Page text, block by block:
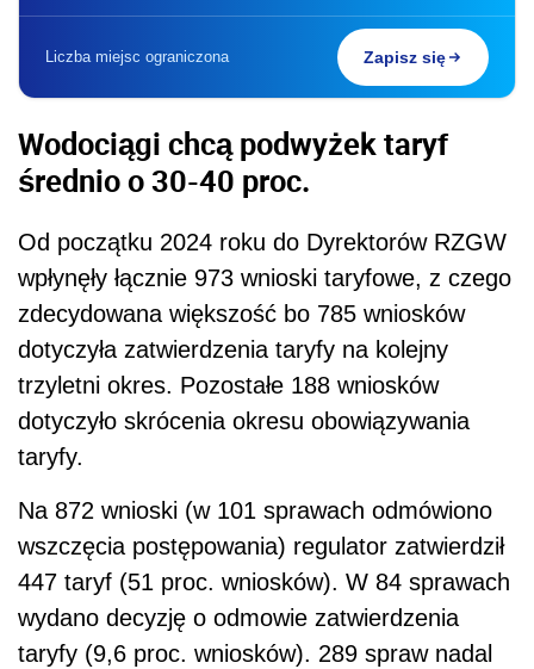
Liczba miejsc ograniczona Zapisz się
Wodociągi chcą podwyżek taryf
średnio o 30-40 proc.
Od początku 2024 roku do Dyrektorów RZGW
wpłynęły łącznie 973 wnioski taryfowe, z czego
zdecydowana większość bo 785 wniosków
dotyczyła zatwierdzenia taryfy na kolejny
trzyletni okres. Pozostałe 188 wniosków
dotyczyło skrócenia okresu obowiązywania
taryfy.
Na 872 wnioski (w 101 sprawach odmówiono
wszczęcia postępowania) regulator zatwierdził
447 taryf (51 proc. wniosków). W 84 sprawach
wydano decyzję o odmowie zatwierdzenia
taryfy (9,6 proc. wniosków). 289 spraw nadal